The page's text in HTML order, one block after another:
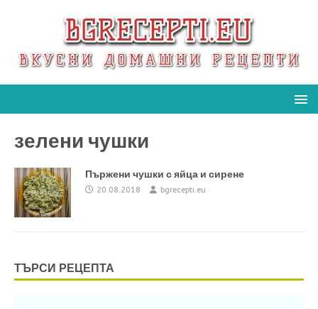
зелени чушки
Пържени чушки с яйца и сирене
20.08.2018 bgrecepti.eu
ТЪРСИ РЕЦЕПТА